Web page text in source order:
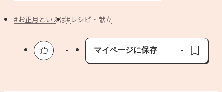
お買い物
AJINOMOTO PARK とは
お正月といえば レシピ・献立
-
マイページに保存
保存済み
-